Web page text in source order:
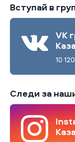
Вступай в
VK
10
Следи за